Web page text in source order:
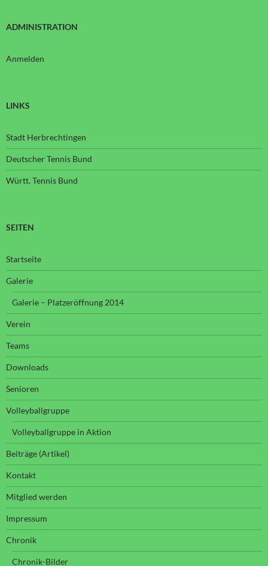
ADMINISTRATION
Anmelden
LINKS
Stadt Herbrechtingen
Deutscher Tennis Bund
Württ. Tennis Bund
SEITEN
Startseite
Galerie
Galerie – Platzeröffnung 2014
Verein
Teams
Downloads
Senioren
Volleyballgruppe
Volleyballgruppe in Aktion
Beiträge (Artikel)
Kontakt
Mitglied werden
Impressum
Chronik
Chronik-Bilder